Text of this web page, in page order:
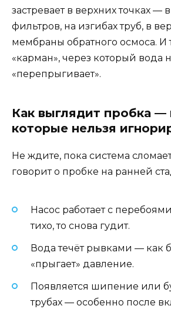
застревает в верхних точках —
фильтров, на изгибах труб, в
мембраны обратного осмоса. И
«карман», через который вода
«перепрыгивает».
Как выглядит пробка —
которые нельзя
Не ждите, пока система
говорит о пробке на ранней
Насос работает с
тихо, то снова гудит.
Вода течёт рывками — как
«прыгает» давление.
Появляется шипение или
трубах — особенно после